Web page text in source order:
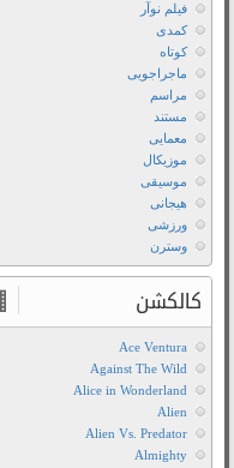
فیلم نوآر
کمدی
کوتاه
ماجراجویی
مراسم
مستند
معمایی
موزیکال
موسیقی
هیجانی
ورزشی
وسترن
کالکشن
Ace Ventura
Against The Wild
Alice in Wonderland
Alien
Alien Vs. Predator
Almighty